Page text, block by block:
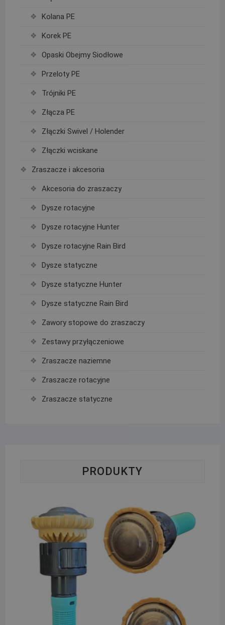
Kolana PE
Korek PE
Opaski Obejmy Siodłowe
Przeloty PE
Trójniki PE
Złącza PE
Złączki Swivel / Holender
Złączki wciskane
Zraszacze i akcesoria
Akcesoria do zraszaczy
Dysze rotacyjne
Dysze rotacyjne Hunter
Dysze rotacyjne Rain Bird
Dysze statyczne
Dysze statyczne Hunter
Dysze statyczne Rain Bird
Zawory stopowe do zraszaczy
Zestawy przyłączeniowe
Zraszacze naziemne
Zraszacze rotacyjne
Zraszacze statyczne
PRODUKTY